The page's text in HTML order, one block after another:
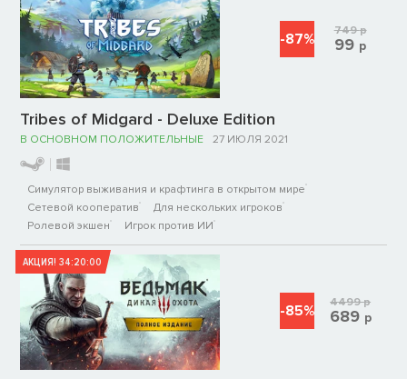
Tribes of Midgard - Deluxe Edition
В ОСНОВНОМ ПОЛОЖИТЕЛЬНЫЕ 27 ИЮЛЯ 2021
Симулятор выживания и крафтинга в открытом мире
Сетевой кооператив
Для нескольких игроков
Ролевой экшен
Игрок против ИИ
-87% 749р
99 р
АКЦИЯ!34:20:00
-85% 4499р
689 р